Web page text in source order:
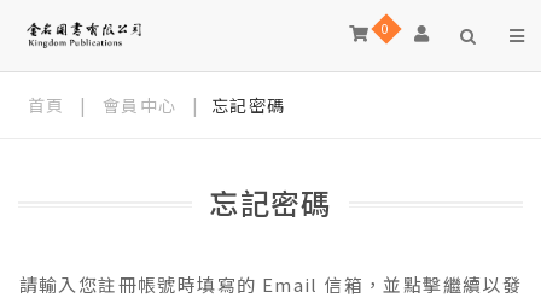
0
首頁 | 會員中心 | 忘記密碼
忘記密碼
請輸入您註冊帳號時填寫的 Email 信箱，並點擊繼續以發